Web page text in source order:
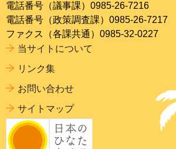
電話番号（議事課）0985-26-7216
電話番号（政策調査課）0985-26-7217
ファクス（各課共通）0985-32-0227
当サイトについて
リンク集
お問い合わせ
サイトマップ